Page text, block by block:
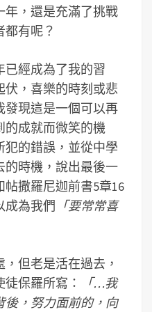
年，還是充滿了挑戰
有呢？
已經成為了我的習
，喜樂的時刻或悲
發現這是一個可以再
的成就而微笑的機
犯的錯誤，並從中學
的時機，說出最後一
撒羅尼迦前書5章16
成為我們 「要常常喜
但老是活在過去，
保羅所寫：
「…我
後，努力面前的，向